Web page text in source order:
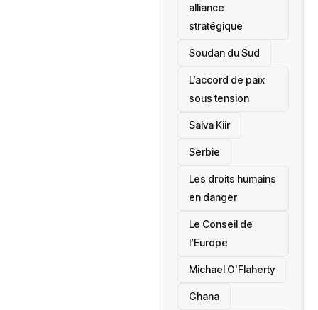
alliance
stratégique
‎Soudan du Sud
L’accord de paix
sous tension
Salva Kiir
‎Serbie
Les droits humains
en danger
‎Le Conseil de
l’Europe
Michael O'Flaherty
‎Ghana